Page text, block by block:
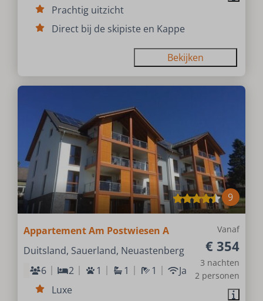
Prachtig uitzicht
Direct bij de skipiste en Kappe
Bekijken
9
Vanaf
€ 354
3 nachten
2 personen
Appartement Am Postwiesen A
Duitsland, Sauerland, Neuastenberg
6
2 1 1 1
Ja
Luxe